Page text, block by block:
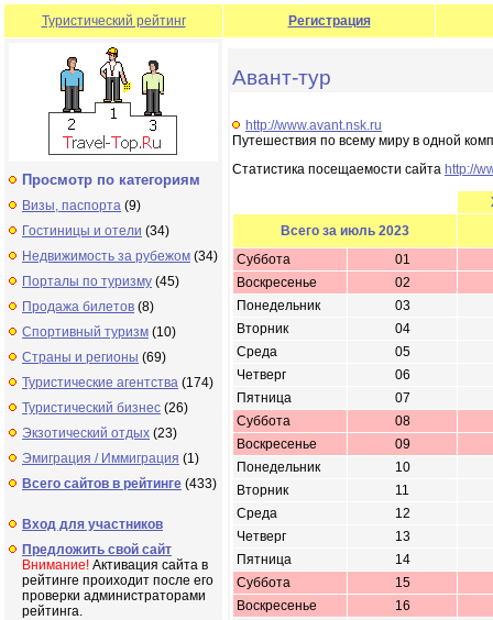
Туристический рейтинг Регистрация
Просмотр по категориям
Визы, паспорта (9)
Гостиницы и отели (34)
Недвижимость за рубежом (34)
Порталы по туризму (45)
Продажа билетов (8)
Спортивный туризм (10)
Страны и регионы (69)
Туристические агентства (174)
Туристический бизнес (26)
Экзотический отдых (23)
Эмиграция / Иммиграция (1)
Всего сайтов в рейтинге (433)
Вход для участников
Предложить свой сайт
Внимание! Активация сайта в
рейтинге проиходит после его
проверки администраторами
рейтинга.
Авант-тур
http://www.avant.nsk.ru
Путешествия по всему миру в одной
Статистика посещаемости сайта http://
Всего за июль 2023
Суббота
01
Воскресенье
02
Понедельник
03
Вторник
04
Среда
05
Четверг
06
Пятница
07
Суббота
08
Воскресенье
09
Понедельник
10
Вторник
11
Среда
12
Четверг
13
Пятница
14
Суббота
15
Воскресенье
16